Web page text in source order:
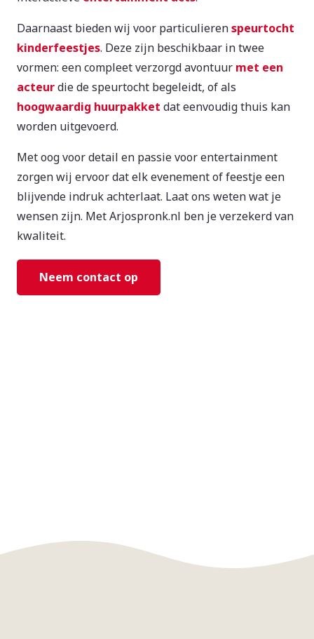
Daarnaast bieden wij voor particulierenspeurtocht
kinderfeestjes. Deze zijn beschikbaar in twee
vormen: een compleet verzorgd avontuur met een
acteurdie de speurtocht begeleidt, of als
hoogwaardig huurpakket dat eenvoudig thuis kan
worden uitgevoerd.
Met oog voor detail en passie voor entertainment
zorgen wij ervoor dat elk evenement of feestje een
blijvende indruk achterlaat. Laat ons weten wat je
wensen zijn. Met Arjospronk.nl ben je verzekerd van
kwaliteit.
Neem contact op